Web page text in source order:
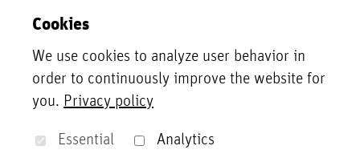
NEWSLETTER
Zur Newsletter Anmeldung
UNTERSTÜTZER*INNEN
Unsere Partner*innen, Fördergeber*innen und
Cookies
We use cookies to analyze user behavior in
order to continuously improve the website for
you. Privacy policy
Essential Analytics